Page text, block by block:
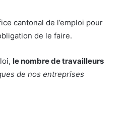
cantonal de l’emploi pour
de le faire.
le nombre de travailleurs
de nos entreprises